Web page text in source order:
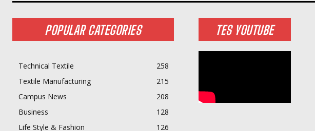
POPULAR CATEGORIES
Technical Textile
258
Textile Manufacturing
215
Campus News
208
Business
128
Life Style & Fashion
126
TES YOUTUBE